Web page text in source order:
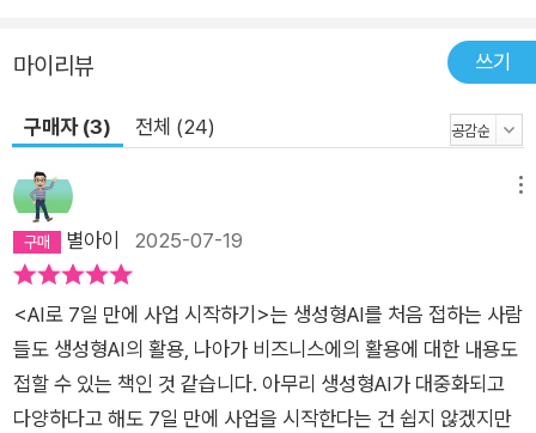
마이리뷰 쓰기
구매자 (3) 전체 (24)
별아이 2025-07-19
<AI로 7일 만에 사업 시작하기>는 생성형AI를 처음 접하는 사람
들도 생성형AI의 활용, 나아가 비즈니스에의 활용에 대한 내용도
접할 수 있는 책인 것 같습니다. 아무리 생성형AI가 대중화되고
다양하다고 해도 7일 만에 사업을 시작한다는 건 쉽지 않겠지만